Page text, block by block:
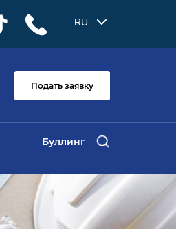
RU
Буллинг
Подать заявку